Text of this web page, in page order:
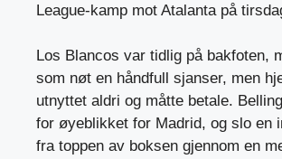
League-kamp mot Atalanta på
Los Blancos var tidlig på bakfoten,
som nøt en håndfull sjanser, men
utnyttet aldri og måtte betale.
for øyeblikket for Madrid, og slo en
fra toppen av boksen gjennom en